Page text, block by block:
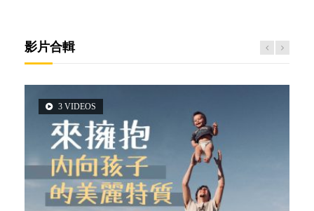
影片合輯
3 VIDEOS
5 VIDEOS
2 VIDEOS
6 VIDEOS
6 VIDEOS